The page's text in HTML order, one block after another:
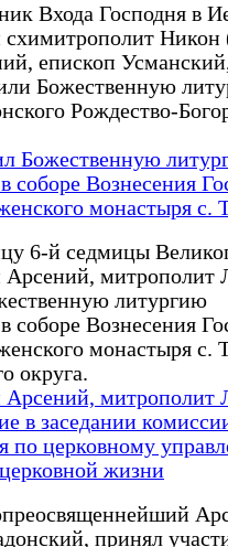
Входа Господня в
Никон
епископ
Божественную
Рождество-
Божественную
Вознесения
монастыря с.
6-й седмицы
митрополит
литургию
Вознесения
монастыря с.
округа.
митрополит
в заседании
по церковному
жизни
принял